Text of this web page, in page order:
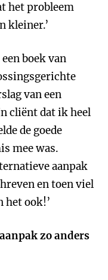
het probleem
kleiner.’
boek van
van een
cliënt dat ik heel
de goede
mee was.
aanpak
en toen viel
het ook!’
zo anders